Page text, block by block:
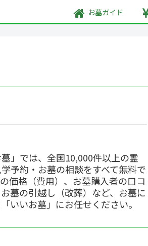
お墓ガイド
」では、全国10,000件以上の霊
予約・お墓の相談をすべて無料で
価格（費用）、お墓購入者の口コ
墓の引越し（改葬）など、お墓に
いいお墓」にお任せください。